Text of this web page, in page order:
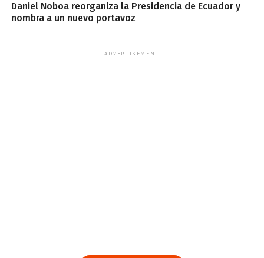
Daniel Noboa reorganiza la Presidencia de Ecuador y
nombra a un nuevo portavoz
ADVERTISEMENT